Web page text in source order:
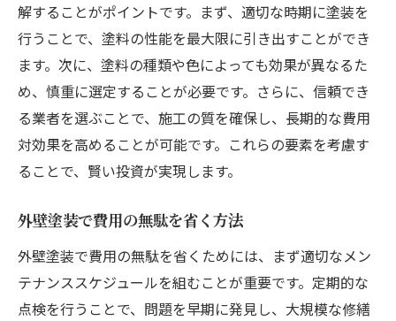
解することがポイントです。まず、適切な時期に塗装を
行うことで、塗料の性能を最大限に引き出すことができ
ます。次に、塗料の種類や色によっても効果が異なるた
め、慎重に選定することが必要です。さらに、信頼でき
る業者を選ぶことで、施工の質を確保し、長期的な費用
対効果を高めることが可能です。これらの要素を考慮す
ることで、賢い投資が実現します。
外壁塗装で費用の無駄を省く方法
外壁塗装で費用の無駄を省くためには、まず適切なメン
テナンススケジュールを組むことが重要です。定期的な
点検を行うことで、問題を早期に発見し、大規模な修繕